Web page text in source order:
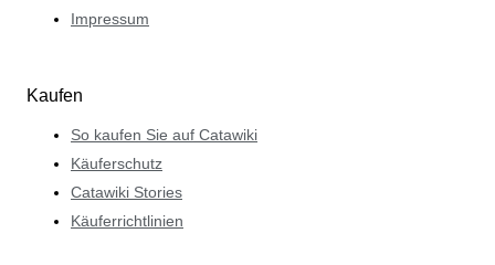
Impressum
Kaufen
So kaufen Sie auf Catawiki
Käuferschutz
Catawiki Stories
Käuferrichtlinien